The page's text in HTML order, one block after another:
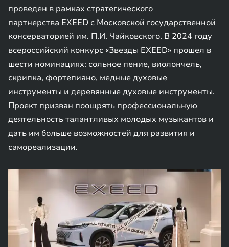
проведен в рамках стратегического
партнерства EXEED с Московской государственной
консерваторией им. П.И. Чайковского. В 2024 году
всероссийский конкурс «Звезды EXEED» прошел в
шести номинациях: сольное пение, виолончель,
скрипка, фортепиано, медные духовые
инструменты и деревянные духовые инструменты.
Проект призван поощрять профессиональную
деятельность талантливых молодых музыкантов и
дать им больше возможностей для развития и
самореализации.